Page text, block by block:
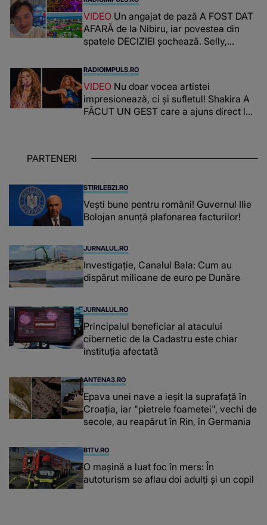
VIDEO Un angajat de pază A FOST DAT
AFARĂ de la Nibiru, iar povestea din
spatele DECIZIEI șochează. Selly,
CREDEA CĂ VA VEDEA AȘA CEVA: "Fix
în fața unui..."
RADIOIMPULS.RO
VIDEO Nu doar vocea artistei
impresionează, ci și sufletul! Shakira A
FĂCUT UN GEST care a ajuns direct la
așteptând oportunitatea
PARTENERI
STIRILEBZI.RO
Vești bune pentru români! Guvernul Ilie
Bolojan anunță plafonarea facturilor!
JURNALUL.RO
Investigație, Canalul Bala: Cum au
dispărut milioane de euro pe Dunăre
JURNALUL.RO
Principalul beneficiar al atacului
cibernetic de la Cadastru este chiar
instituţia afectată
ANTENA3.RO
Epava unei nave a ieșit la suprafață în
Croația, iar "pietrele foametei", vechi de
secole, au reapărut în Rin, în Germania
B1TV.RO
O maşină a luat foc în mers: În
autoturism se aflau doi adulți și un copil